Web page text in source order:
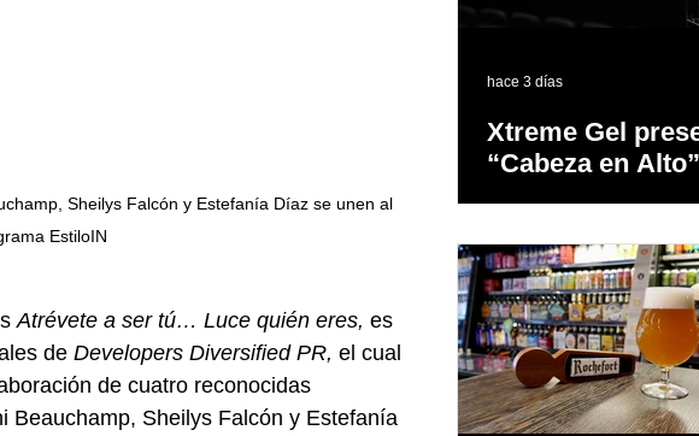
Sheilys Falcón y Estefanía Díaz se unen al
EstiloIN
Atrévete a ser tú… Luce quién eres, es
de Developers Diversified PR, el cual
de cuatro reconocidas
Beauchamp, Sheilys Falcón y Estefanía
Xtreme Gel
“Cabeza en
producido
en Puerto Rico
hace 3 días